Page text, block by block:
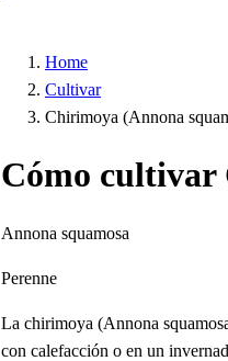
Home
Cultivar
Chirimoya (Annona
Cómo cultivar
Annona squamosa
Perenne
La chirimoya (Annona
con calefacción o en un